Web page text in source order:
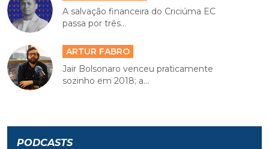
A salvação financeira do Criciúma EC
passa por três...
ARTUR FABRO
Jair Bolsonaro venceu praticamente
sozinho em 2018; a...
PODCASTS